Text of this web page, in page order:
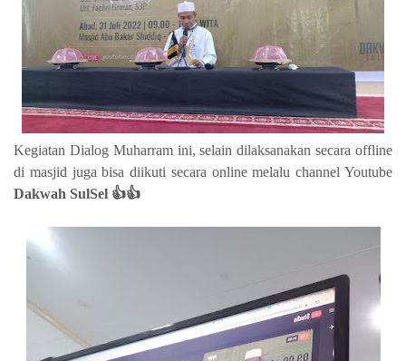
Kegiatan Dialog Muharram ini, selain dilaksanakan secara offline
di masjid juga bisa diikuti secara online melalu channel Youtube
Dakwah SulSel 👍👍